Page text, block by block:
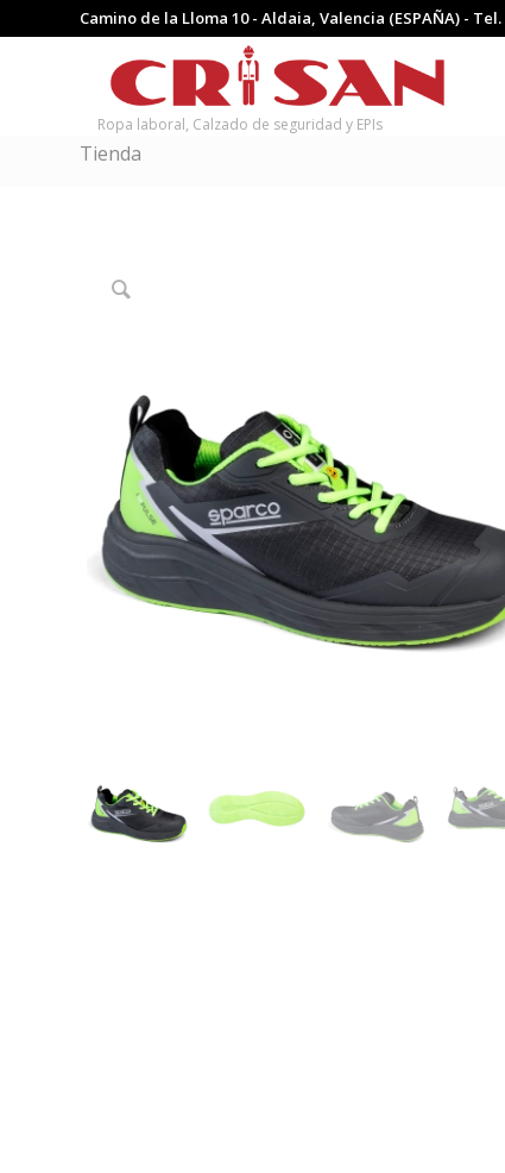
Camino de la Lloma 10 - Aldaia, Valencia (ESPAÑA) - Tel.
Ropa laboral, Calzado de seguridad y EPIs
Tienda